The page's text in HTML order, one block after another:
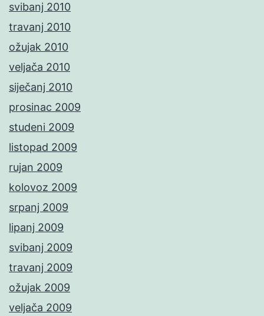
svibanj 2010
travanj 2010
ožujak 2010
veljača 2010
siječanj 2010
prosinac 2009
studeni 2009
listopad 2009
rujan 2009
kolovoz 2009
srpanj 2009
lipanj 2009
svibanj 2009
travanj 2009
ožujak 2009
veljača 2009